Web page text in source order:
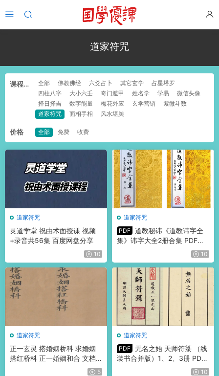
道家符咒
课程分
全部 佛教佛经 六爻占卜 其它玄学
占星塔罗
四柱八字
大小六壬 奇门遁甲 姓名学 学易
微信头像
择日择吉
数字能量 梅花外应 玄学营销
紫微斗数
道家符咒
面相手相 风水堪舆
价格 全部 免费 收费
道家符咒
灵道学堂 祝由术面授课 视频
+录音共56集 百度网盘分享
10
道家符咒
PDF 道教秘讳《道教讳字全
集》讳字大全2册合集 PDF版
10
道家符咒
正一玄灵 搭婚姻桥科 求婚姻
搭红桥科 正一婚姻和合 文档
5
道家符咒
PDF 无名之始 天师符箓 （线
装书合并版）1、2、3册 PDF
10